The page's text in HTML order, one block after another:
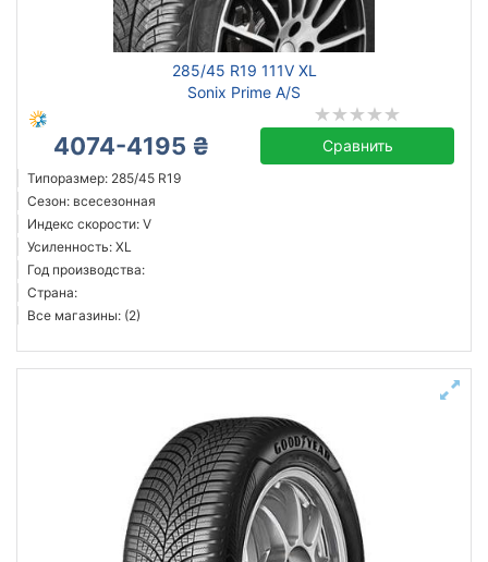
285/45 R19 111V XL
Sonix Prime A/S
4074-4195 ₴ Сравнить
Типоразмер: 285/45 R19
Сезон: всесезонная
Индекс скорости: V
Усиленность: XL
Год производства:
Страна:
Все магазины: (2)
зимняя нешип
Goodyear
Sonix
Все бренды
Тип транспортного средства
Усиленная шина